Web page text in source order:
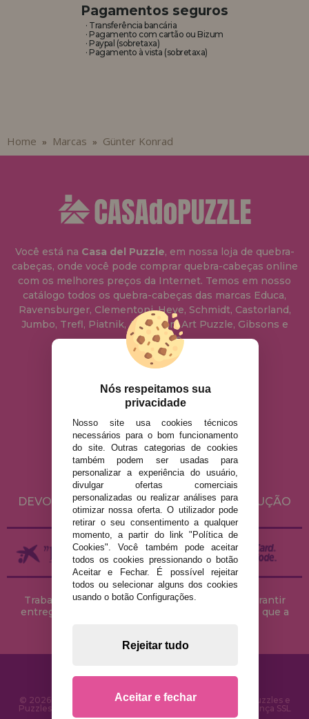
Pagamentos seguros
· Transferência bancária
· Pagamento com cartão ou Bizum
· Paypal (sobretaxa)
· Pagamento à vista (sobretaxa)
Home » Marcas » Günter Konrad
Você está na Casa del Puzzle, em nossa loja de quebra-
cabeças, onde você pode comprar quebra-cabeças online
com os melhores preços da Internet. Temos em nosso
catálogo todos os quebra-cabeças das marcas Educa,
Ravensburger, Clementoni, Heye, Schmidt, Castorland,
Jumbo, Trefl, Piatnik, Anatolian, Art Puzzle, Gibsons e
muito mais.
AVISO LEGAL
POLÍTICA DE PRIVACIDADE
POLÍTICA DE COOKIES
ENVIO E DEVOLUÇÕES
DEVOLUÇÕES / DIREITO DE LIVRE RESOLUÇÃO
Trabalhamos com stocks permanentes para garantir
entregas rápidas no território peninsular, desde que a
© 2026 CasaDoPuzzle.com - Loja Online para comprar Puzzles e
Puzzles na Internet. Entrega rápida em 24 horas e segurança SSL
Nós respeitamos sua
privacidade
Nosso site usa cookies técnicos
necessários para o bom funcionamento
do site. Outras categorias de cookies
também podem ser usadas para
personalizar a experiência do usuário,
divulgar ofertas comerciais
personalizadas ou realizar análises para
otimizar nossa oferta. O utilizador pode
retirar o seu consentimento a qualquer
momento, a partir do link "Política de
Cookies". Você também pode aceitar
todos os cookies pressionando o botão
Aceitar e Fechar. É possível rejeitar
todos ou selecionar alguns dos cookies
usando o botão Configurações.
Rejeitar tudo
Aceitar e fechar